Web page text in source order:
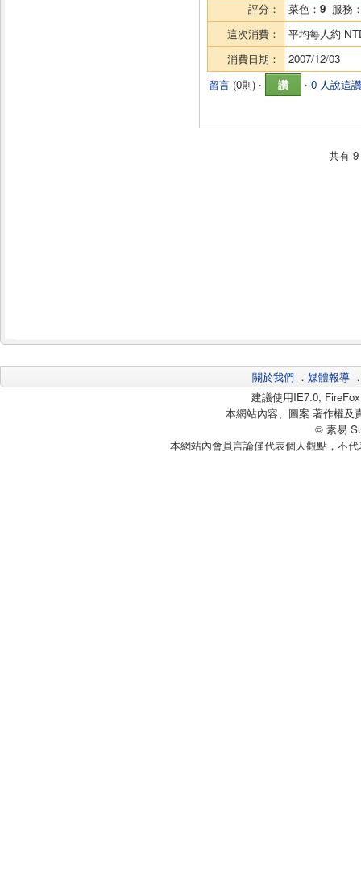
評分： 菜色： 9服務
這次消費：
平均每人約
消費日期：
2007/12/03
留言(0則) ‧ 讚 ‧ 0 人說這讚
共有 9
關於我們 ． 媒體報導
建議使用IE7.0,
本網站內容、圖案 著作權及
© 素易
本網站內會員言論僅代表個人觀點，不